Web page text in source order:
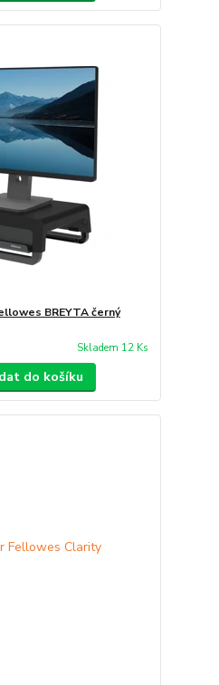
BREYTA černý
Skladem 12 Ks
do košíku